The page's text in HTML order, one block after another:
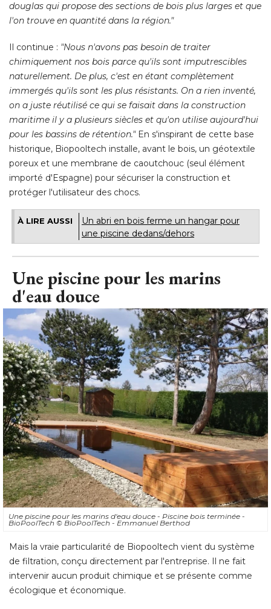
douglas qui propose des sections de bois plus larges et que
l'on trouve en quantité dans la région."
Il continue : "Nous n'avons pas besoin de traiter
chimiquement nos bois parce qu'ils sont imputrescibles
naturellement. De plus, c'est en étant complètement
immergés qu'ils sont les plus résistants. On a rien inventé,
on a juste réutilisé ce qui se faisait dans la construction
maritime il y a plusieurs siècles et qu'on utilise aujourd'hui
pour les bassins de rétention."En s'inspirant de cette base
historique, Biopooltech installe, avant le bois, un géotextile
poreux et une membrane de caoutchouc (seul élément
importé d'Espagne) pour sécuriser la construction et
protéger l'utilisateur des chocs.
À LIRE AUSSI
Un abri en bois ferme un hangar pour
une piscine dedans/dehors
Une piscine pour les marins
d'eau douce
Une piscine pour les marins d'eau douce - Piscine bois terminée -
BioPoolTech © BioPoolTech - Emmanuel Berthod
Mais la vraie particularité de Biopooltech vient du système
de filtration, conçu directement par l'entreprise. Il ne fait
intervenir aucun produit chimique et se présente comme
écologique et économique.